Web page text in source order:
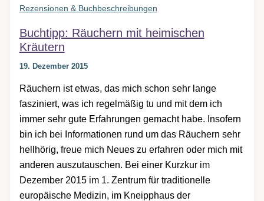
Rezensionen & Buchbeschreibungen
Buchtipp: Räuchern mit heimischen
Kräutern
19. Dezember 2015
Räuchern ist etwas, das mich schon sehr lange
fasziniert, was ich regelmäßig tu und mit dem ich
immer sehr gute Erfahrungen gemacht habe. Insofern
bin ich bei Informationen rund um das Räuchern sehr
hellhörig, freue mich Neues zu erfahren oder mich mit
anderen auszutauschen. Bei einer Kurzkur im
Dezember 2015 im 1. Zentrum für traditionelle
europäische Medizin, im Kneipphaus der